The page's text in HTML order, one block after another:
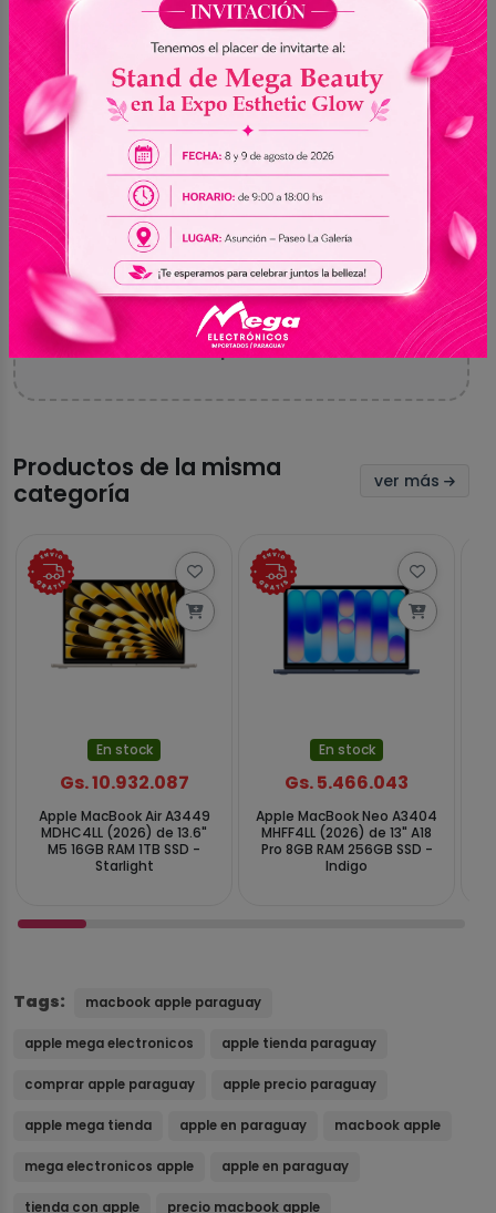
0
Aún no hay valoraciones
Sé el primero en compartir tu experiencia con
este producto
Productos de la misma
categoría
ver más
En stock
Gs. 10.932.087
Apple MacBook Air A3449
MDHC4LL (2026) de 13.6"
M5 16GB RAM 1TB SSD -
Starlight
En stock
Gs. 5.466.043
Apple MacBook Neo A3404
MHFF4LL (2026) de 13" A18
Pro 8GB RAM 256GB SSD -
Indigo
Tags: macbook apple paraguay
apple mega electronicos apple tienda paraguay
comprar apple paraguay apple precio paraguay
apple mega tienda apple en paraguay macbook apple
mega electronicos apple apple en paraguay
tienda con apple precio macbook apple